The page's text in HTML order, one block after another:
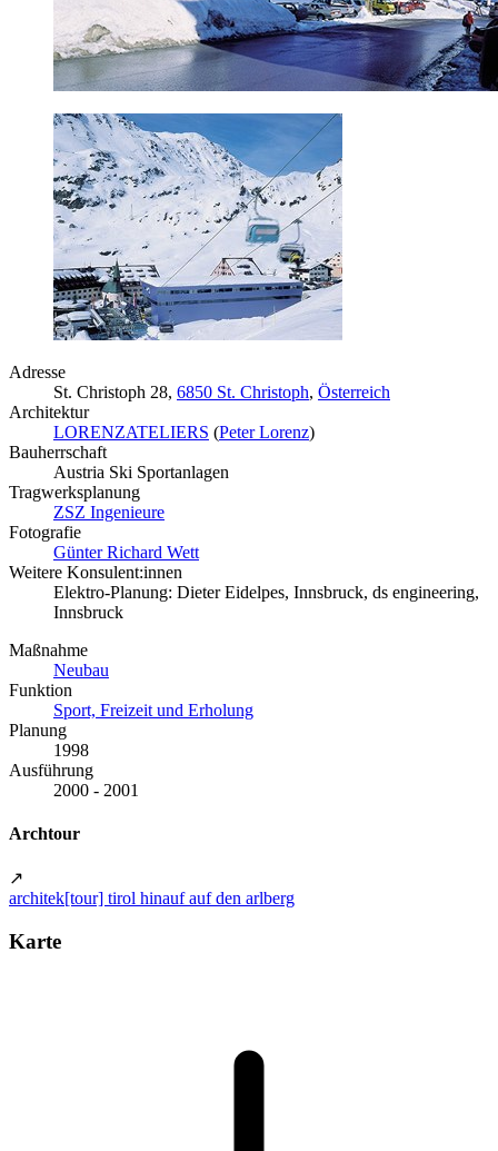
Adresse
St. Christoph 28, 6850 St. Christoph, Österreich
Architektur
LORENZATELIERS (Peter Lorenz)
Bauherrschaft
Austria Ski Sportanlagen
Tragwerksplanung
ZSZ Ingenieure
Fotografie
Günter Richard Wett
Weitere Konsulent:innen
Elektro-Planung: Dieter Eidelpes, Innsbruck, ds engineering,
Innsbruck
Maßnahme
Neubau
Funktion
Sport, Freizeit und Erholung
Planung
1998
Ausführung
2000 - 2001
Archtour
↗
architek[tour] tirol hinauf auf den arlberg
Karte